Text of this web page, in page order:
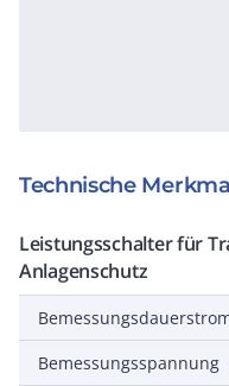
Technische
Leistungsschalter für
Anlagenschutz
Bemessungsspannung